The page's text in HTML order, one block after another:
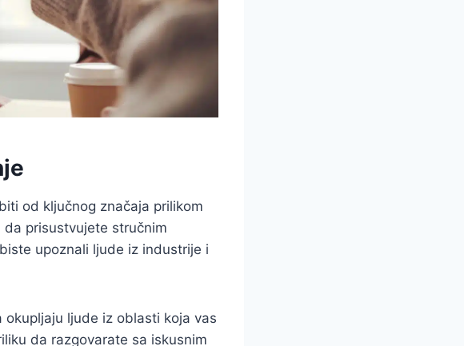
od ključnog značaja prilikom
prisustvujete stručnim
upoznali ljude iz industrije i
ljude iz oblasti koja vas
da razgovarate sa iskusnim